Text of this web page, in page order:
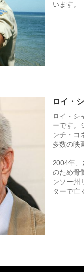
います。
ロイ・
ロイ・シ
ーです。
ンチ・コ
多数の映
2004年、
のため骨
ンソー州
ターで亡